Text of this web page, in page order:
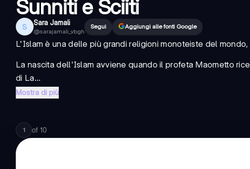
Sunniti e Sciiti
S Sara Jamali
@sarajamali_vbgh
Segui Aggiungi alle fonti Google
L'Islam è una delle più grandi religioni monoteiste del
La nascita dell'Islam avviene quando il profeta Maometto
di La...
Mostra di più
1 of 10